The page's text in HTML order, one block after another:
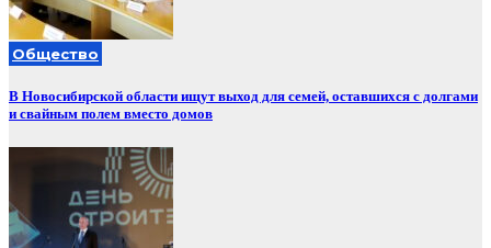
Общество
В Новосибирской области ищут выход для семей, оставшихся с долгами
и свайным полем вместо домов